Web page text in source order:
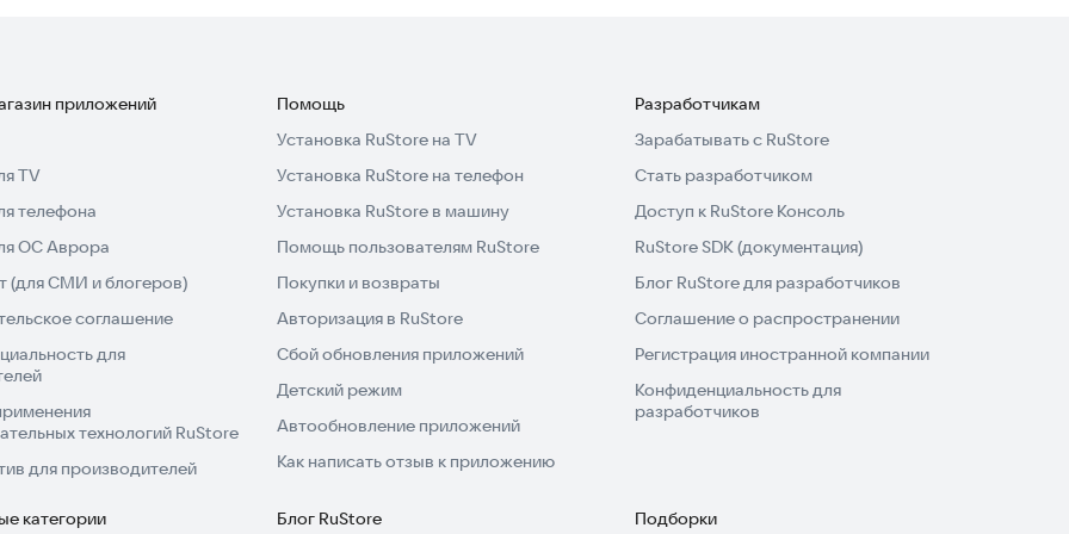
приложений
TV
телефона
ОС Аврора
(для СМИ и блогеров)
соглашение
для
технологий RuStore
для производителей
Помощь
Установка RuStore на TV
Установка RuStore на телефон
Установка RuStore в машину
Помощь пользователям RuStore
Покупки и возвраты
Авторизация в RuStore
Сбой обновления приложений
Детский режим
Автообновление приложений
Как написать отзыв к приложению
Разработчикам
Зарабатывать с RuStore
Стать разработчиком
Доступ к RuStore Консоль
RuStore SDK (документация)
Блог RuStore для разработчиков
Соглашение о распространении
Регистрация иностранной компании
Конфиденциальность для
разработчиков
категории Блог RuStore Подборки